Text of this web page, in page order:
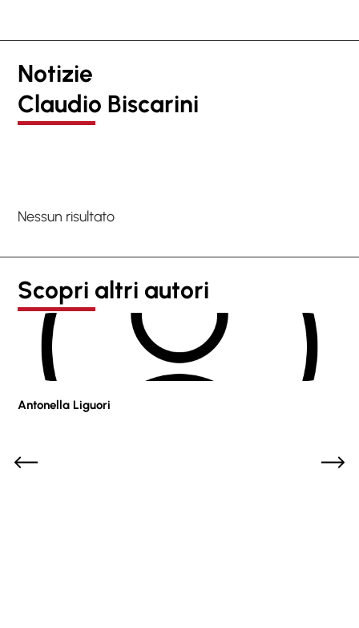
Notizie
Claudio Biscarini
Nessun risultato
Scopri altri autori
Antonella Liguori